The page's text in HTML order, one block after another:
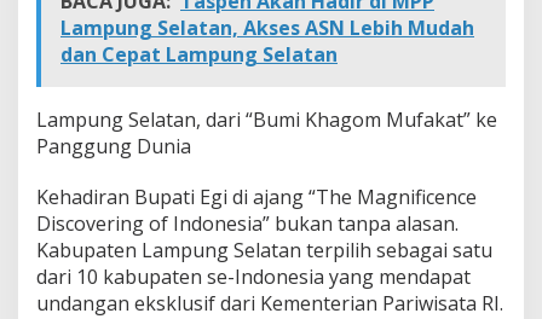
Lampung Selatan, Akses ASN Lebih Mudah
dan Cepat Lampung Selatan
Lampung Selatan, dari “Bumi Khagom Mufakat” ke
Panggung Dunia
Kehadiran Bupati Egi di ajang “The Magnificence
Discovering of Indonesia” bukan tanpa alasan.
Kabupaten Lampung Selatan terpilih sebagai satu
dari 10 kabupaten se-Indonesia yang mendapat
undangan eksklusif dari Kementerian Pariwisata RI.